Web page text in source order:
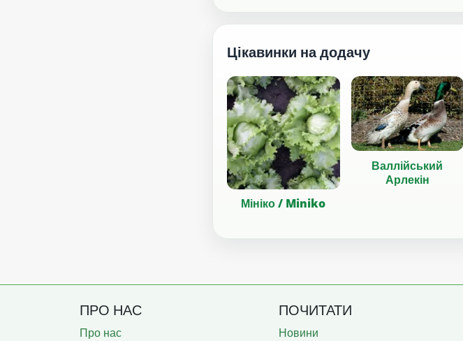
Цікавинки на додачу
Мініко / Miniko
Валлійський
Арлекін
ПРО НАС
Про нас
ПОЧИТАТИ
Новини